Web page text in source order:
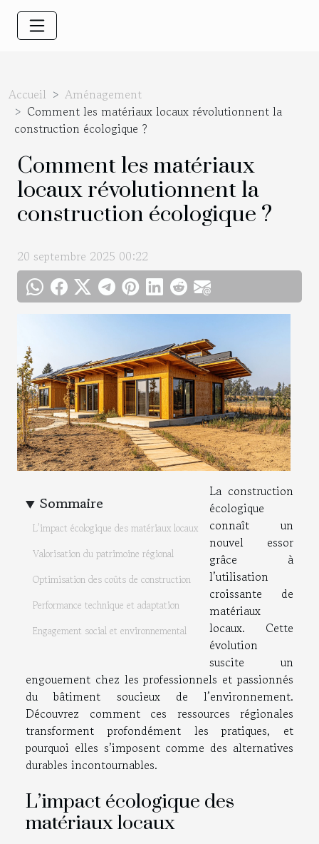
Accueil
Aménagement
Comment les matériaux locaux révolutionnent la
construction écologique ?
Comment les matériaux
locaux révolutionnent la
construction écologique ?
20 septembre 2025 00:22
Sommaire
L’impact écologique des matériaux locaux
Valorisation du patrimoine régional
Optimisation des coûts de construction
Performance technique et adaptation
Engagement social et environnemental
La construction
écologique
connaît un
nouvel essor
grâce à
l’utilisation
croissante de
matériaux
locaux. Cette
évolution
suscite un
engouement chez les professionnels et passionnés
du bâtiment soucieux de l’environnement.
Découvrez comment ces ressources régionales
transforment profondément les pratiques, et
pourquoi elles s’imposent comme des alternatives
durables incontournables.
L’impact écologique des
matériaux locaux